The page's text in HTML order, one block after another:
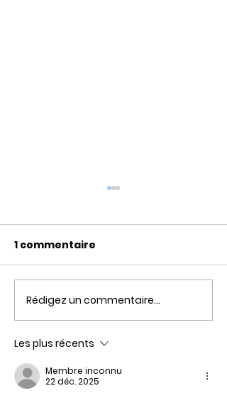
Histoires de profs -
numéro 5
1 commentaire
Rédigez un commentaire...
Les plus récents
Membre inconnu
22 déc. 2025